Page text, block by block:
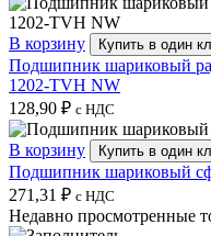
В корзину Купить в один
Подшипник шариковый
1202-TVH NW
128,90 ₽ с НДС
В корзину Купить в один
Подшипник шариковый
271,31 ₽ с НДС
Недавно просмотренные